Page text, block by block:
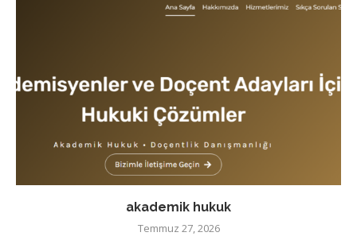
akademik hukuk
Temmuz 27, 2026